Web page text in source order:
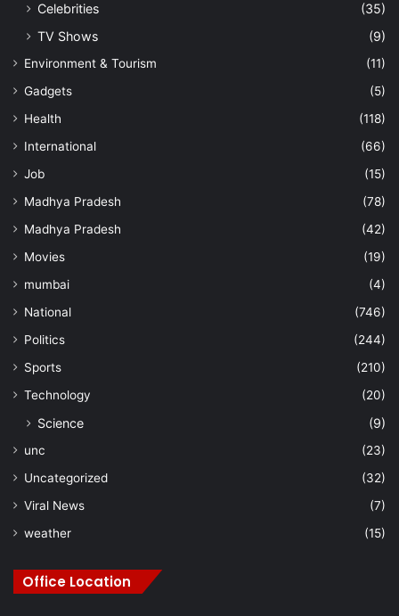
Celebrities
(35)
TV Shows
(9)
Environment & Tourism
(11)
Gadgets
(5)
Health
(118)
International
(66)
Job
(15)
Madhya Pradesh
(78)
Madhya Pradesh
(42)
Movies
(19)
mumbai
(4)
National
(746)
Politics
(244)
Sports
(210)
Technology
(20)
Science (9)
unc
(23)
Uncategorized
(32)
Viral News
(7)
weather
(15)
Office Location